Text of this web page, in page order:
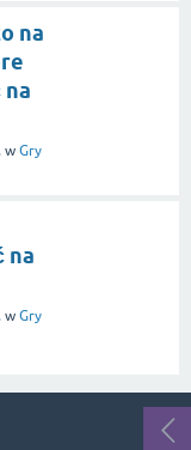
na
na
w Gry
na
w Gry